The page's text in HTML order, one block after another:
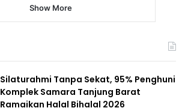
Show More
Silaturahmi Tanpa Sekat, 95% Penghuni
Komplek Samara Tanjung Barat
Ramaikan Halal Bihalal 2026